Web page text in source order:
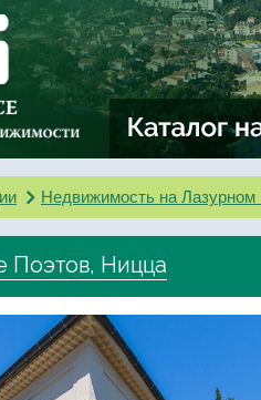
Недвижимость на Лазурном
Поэтов, Ницца